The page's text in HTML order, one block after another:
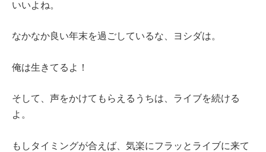
いいよね。
なかなか良い年末を過ごしているな、ヨシダは。
俺は生きてるよ！
そして、声をかけてもらえるうちは、ライブを続ける
よ。
もしタイミングが合えば、気楽にフラッとライブに来て